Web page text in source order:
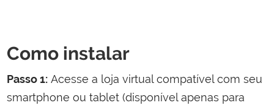
Como instalar
Passo 1:Acesse a loja virtual compatível com seu
smartphone ou tablet (disponível apenas para